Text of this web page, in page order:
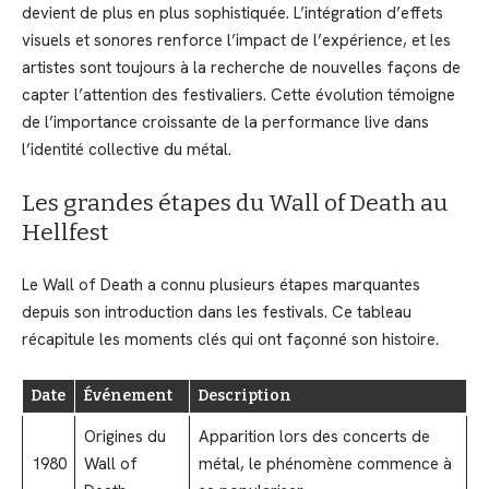
devient de plus en plus sophistiquée. L’intégration d’effets
visuels et sonores renforce l’impact de l’expérience, et les
artistes sont toujours à la recherche de nouvelles façons de
capter l’attention des festivaliers. Cette évolution témoigne
de l’importance croissante de la performance live dans
l’identité collective du métal.
Les grandes étapes du Wall of Death au
Hellfest
Le Wall of Death a connu plusieurs étapes marquantes
depuis son introduction dans les festivals. Ce tableau
récapitule les moments clés qui ont façonné son histoire.
Date Événement Description
1980
Origines du
Wall of
Apparition lors des concerts de
métal, le phénomène commence à